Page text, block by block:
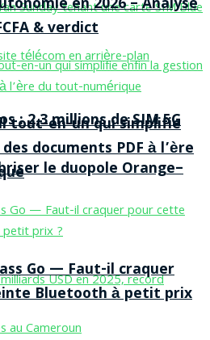
: 2,3 millions de SIM 5G
le duopole Orange–
& verdict
tout-en-un qui simplifie
documents PDF à l’ère
Go — Faut-il craquer
Bluetooth à petit prix